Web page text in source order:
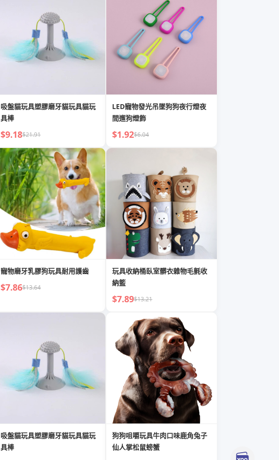
吸盤貓玩具塑膠磨牙貓玩具貓玩
具棒
$9.18$21.91
LED寵物發光吊墜狗狗夜行燈夜
間遛狗燈飾
$1.92$6.04
寵物磨牙乳膠狗玩具耐用護齒
$7.86$13.64
玩具收納桶臥室髒衣雜物毛氈收
納籃
$7.89$13.21
吸盤貓玩具塑膠磨牙貓玩具貓玩
具棒
狗狗咀嚼玩具牛肉口味鹿角兔子
仙人掌松鼠螃蟹